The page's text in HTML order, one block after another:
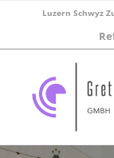
Luzern Schwyz